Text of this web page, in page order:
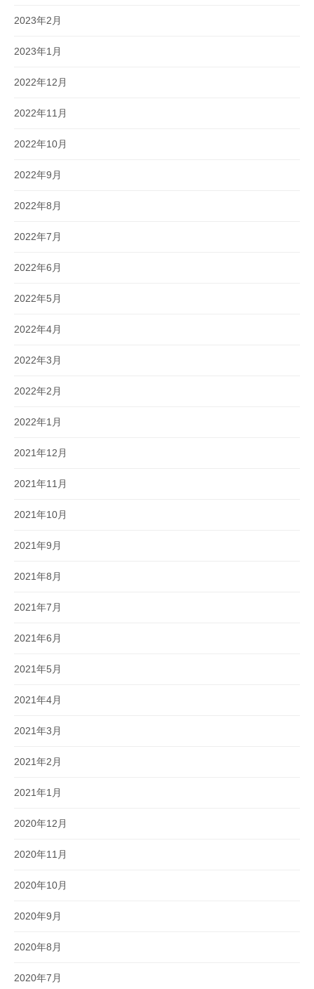
2023年2月
2023年1月
2022年12月
2022年11月
2022年10月
2022年9月
2022年8月
2022年7月
2022年6月
2022年5月
2022年4月
2022年3月
2022年2月
2022年1月
2021年12月
2021年11月
2021年10月
2021年9月
2021年8月
2021年7月
2021年6月
2021年5月
2021年4月
2021年3月
2021年2月
2021年1月
2020年12月
2020年11月
2020年10月
2020年9月
2020年8月
2020年7月